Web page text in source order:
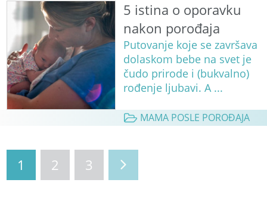
5 istina o oporavku
nakon porođaja
Putovanje koje se završava
dolaskom bebe na svet je
čudo prirode i (bukvalno)
rođenje ljubavi. A ...
MAMA POSLE POROĐAJA
1 2 3